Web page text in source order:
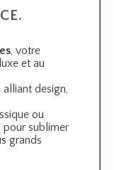
, votre
et au
design,
ou
pour sublimer
grands